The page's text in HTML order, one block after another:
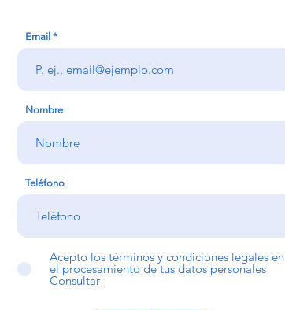
Email
Nombre
Teléfono
Acepto los términos y condiciones legales en
el procesamiento de tus datos personales
Consultar